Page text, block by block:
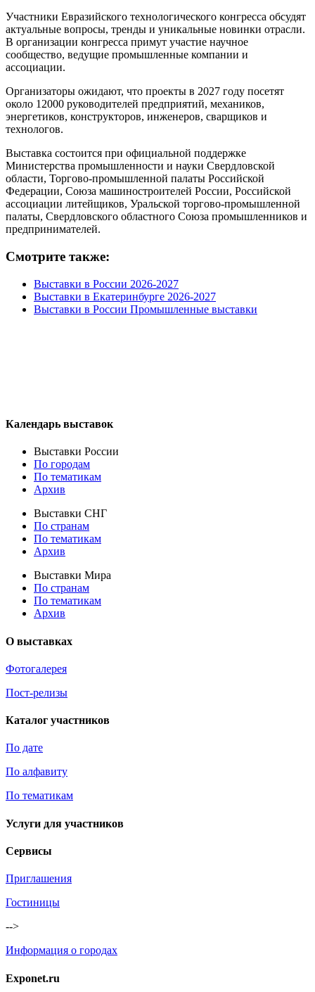
Участники Евразийского технологического конгресса обсудят
актуальные вопросы, тренды и уникальные новинки отрасли.
В организации конгресса примут участие научное
сообщество, ведущие промышленные компании и
ассоциации.
Организаторы ожидают, что проекты в 2027 году посетят
около 12000 руководителей предприятий, механиков,
энергетиков, конструкторов, инженеров, сварщиков и
технологов.
Выставка состоится при официальной поддержке
Министерства промышленности и науки Свердловской
области, Торгово-промышленной палаты Российской
Федерации, Союза машиностроителей России, Российской
ассоциации литейщиков, Уральской торгово-промышленной
палаты, Свердловского областного Союза промышленников и
предпринимателей.
Смотрите также:
Выставки в России 2026-2027
Выставки в Екатеринбурге 2026-2027
Выставки в России Промышленные выставки
Календарь выставок
Выставки России
По городам
По тематикам
Архив
Выставки СНГ
По странам
По тематикам
Архив
Выставки Мира
По странам
По тематикам
Архив
О выставках
Фотогалерея
Пост-релизы
Каталог участников
По дате
По алфавиту
По тематикам
Услуги для участников
Сервисы
Приглашения
Гостиницы
-->
Информация о городах
Exponet.ru